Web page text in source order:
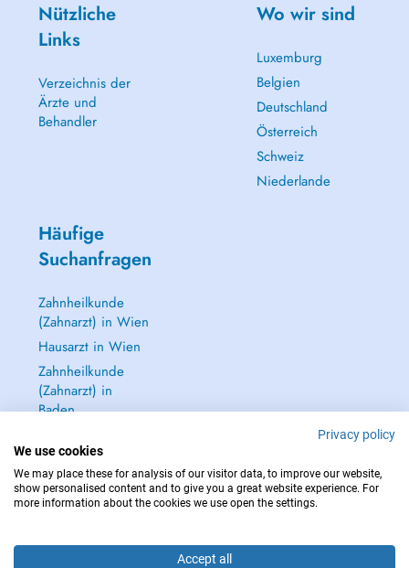
Nützliche
Links
Verzeichnis der
Ärzte und
Behandler
Wo wir sind
Luxemburg
Belgien
Deutschland
Österreich
Schweiz
Niederlande
Häufige
Suchanfragen
Zahnheilkunde
(Zahnarzt) in Wien
Hausarzt in Wien
Zahnheilkunde
(Zahnarzt) in
Baden
(Hautarzt) in Baden
Alle anzeigen →
Privacy policy
We use cookies
We may place these for analysis of our visitor data, to improve our website,
show personalised content and to give you a great website experience. For
more information about the cookies we use open the settings.
Accept all